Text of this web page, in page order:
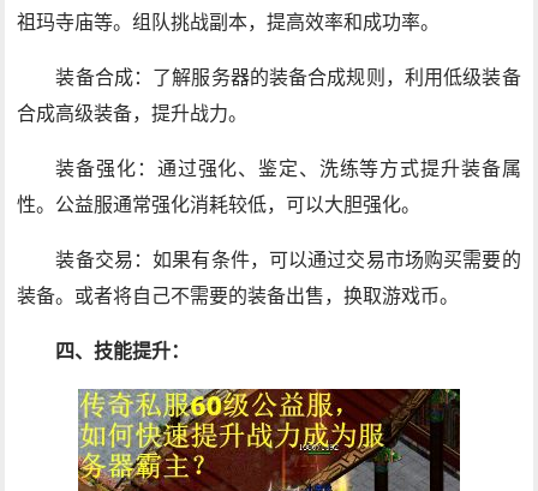
祖玛寺庙等。组队挑战副本，提高效率和成功率。
装备合成：了解服务器的装备合成规则，利用低级装备
合成高级装备，提升战力。
装备强化：通过强化、鉴定、洗练等方式提升装备属
性。公益服通常强化消耗较低，可以大胆强化。
装备交易：如果有条件，可以通过交易市场购买需要的
装备。或者将自己不需要的装备出售，换取游戏币。
四、技能提升：